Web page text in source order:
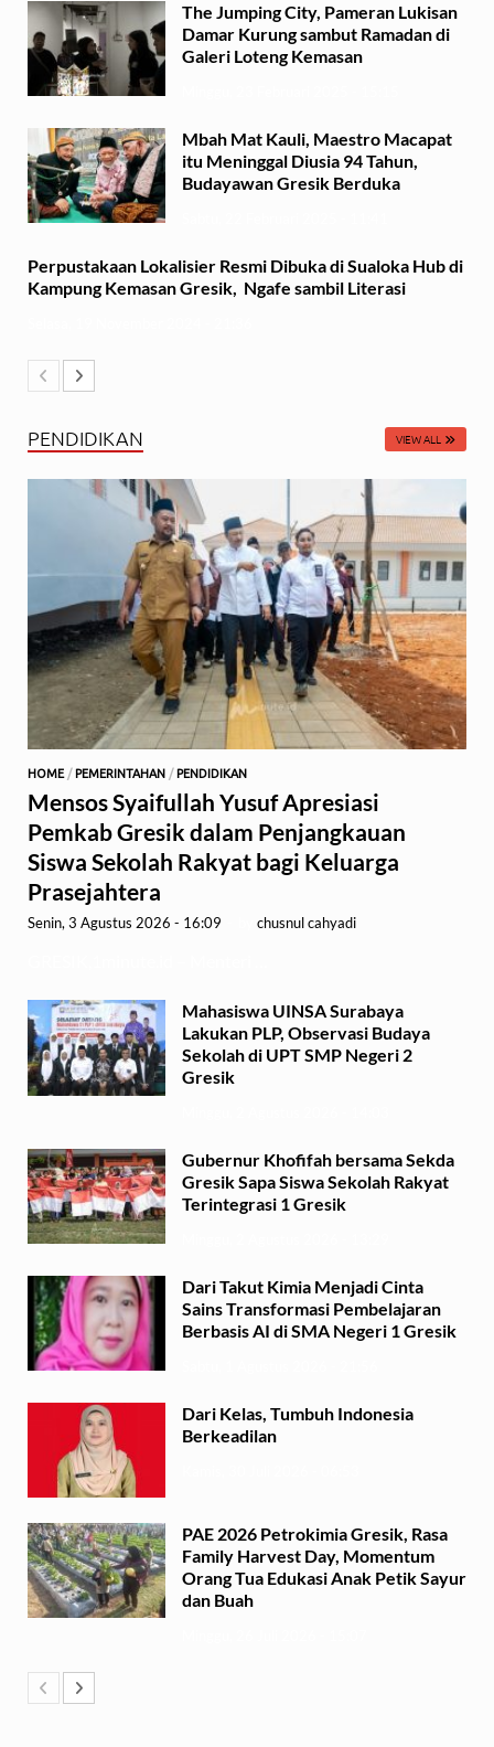
The Jumping City, Pameran Lukisan
Damar Kurung sambut Ramadan di
Galeri Loteng Kemasan
Mbah Mat Kauli, Maestro Macapat
itu Meninggal Diusia 94 Tahun,
Budayawan Gresik Berduka
Perpustakaan Lokalisier Resmi Dibuka di Sualoka Hub di
Kampung Kemasan Gresik, Ngafe sambil Literasi
PENDIDIKAN VIEW ALL
HOME/ PEMERINTAHAN / PENDIDIKAN
Mensos Syaifullah Yusuf Apresiasi
Pemkab Gresik dalam Penjangkauan
Siswa Sekolah Rakyat bagi Keluarga
Prasejahtera
Senin, 3 Agustus 2026 - 16:09 chusnul cahyadi
Mahasiswa UINSA Surabaya
Lakukan PLP, Observasi Budaya
Sekolah di UPT SMP Negeri 2
Gresik
Gubernur Khofifah bersama Sekda
Gresik Sapa Siswa Sekolah Rakyat
Terintegrasi 1 Gresik
Dari Takut Kimia Menjadi Cinta
Sains Transformasi Pembelajaran
Berbasis AI di SMA Negeri 1 Gresik
Dari Kelas, Tumbuh Indonesia
Berkeadilan
PAE 2026 Petrokimia Gresik, Rasa
Family Harvest Day, Momentum
Orang Tua Edukasi Anak Petik Sayur
dan Buah